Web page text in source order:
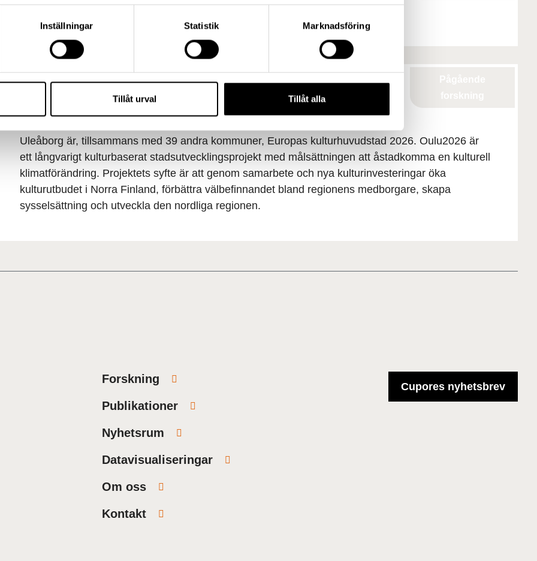
Inställningar Statistik Marknadsföring
Tillåt urval Tillåt alla
2018 - 2027 Produktion och evenemang
Forsknings- och utvärderingsprojektet Oulu2026
Uleåborg är, tillsammans med 39 andra kommuner, Europas kulturhuvudstad 2026. Oulu2026 är
ett långvarigt kulturbaserat stadsutvecklingsprojekt med målsättningen att åstadkomma en kulturell
klimatförändring. Projektets syfte är att genom samarbete och nya kulturinvesteringar öka
kulturutbudet i Norra Finland, förbättra välbefinnandet bland regionens medborgare, skapa
sysselsättning och utveckla den nordliga regionen.
Forskning
Publikationer
Nyhetsrum
Datavisualiseringar
Om oss
Kontakt
Cupores nyhetsbrev